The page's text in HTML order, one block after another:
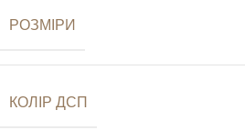
РОЗМІРИ
КОЛІР ДСП